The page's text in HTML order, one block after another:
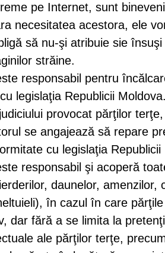
pe Internet, sunt
necesitatea acestora, ele
să nu-şi atribuie sie
străine.
responsabil pentru
legislaţia Republicii
provocat părţilor
se angajează să repare
cu legislaţia Republicii
responsabil şi acoperă
daunelor, amenzilor,
în cazul în care
dar fără a se limita la
ale părţilor terţe,